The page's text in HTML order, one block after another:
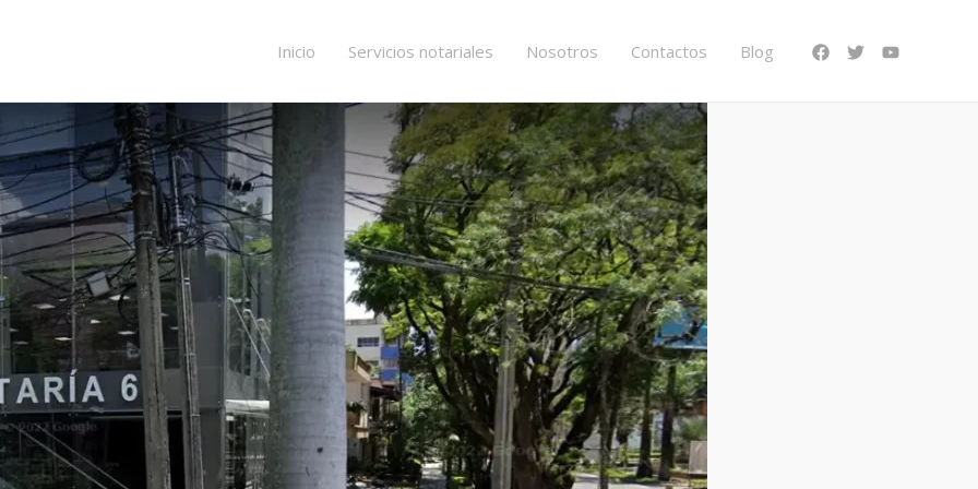
Inicio Servicios notariales Nosotros Contactos Blog